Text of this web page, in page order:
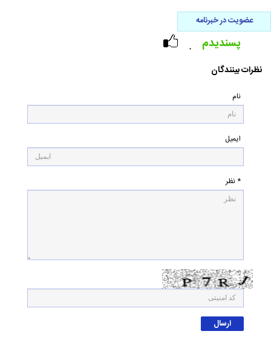
عضویت در خبرنامه
۰ پسندیدم
نظرات بینندگان
نام
ایمیل
* نظر